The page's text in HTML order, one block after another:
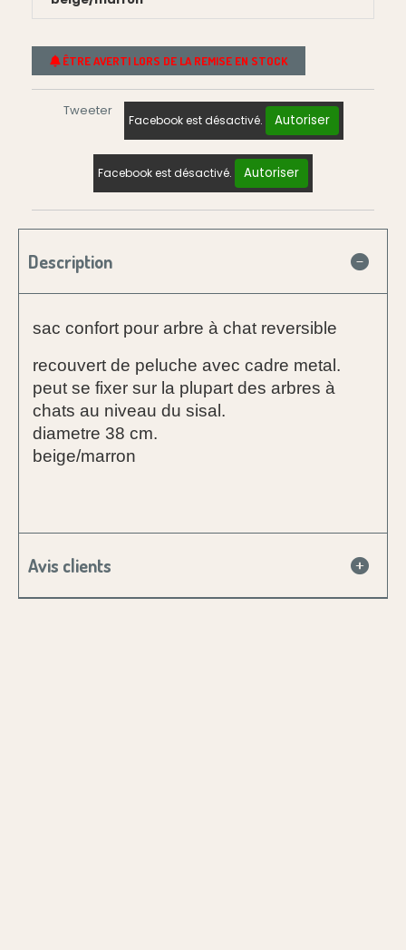
ÊTRE AVERTI LORS DE LA REMISE EN STOCK
Tweeter
Facebook est désactivé. Autoriser
Facebook est désactivé. Autoriser
Description
sac confort pour arbre à chat reversible
recouvert de peluche avec cadre metal.
peut se fixer sur la plupart des arbres à
chats au niveau du sisal.
diametre 38 cm.
beige/marron
Avis clients